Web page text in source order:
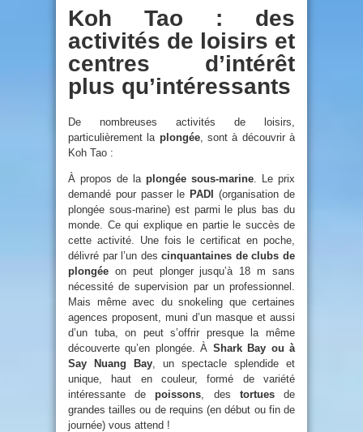
Koh Tao : des
activités de loisirs et
centres d’intérêt
plus qu’intéressants
De nombreuses activités de loisirs,
particulièrement la plongée, sont à découvrir à
Koh Tao :
À propos de la plongée sous-marine . Le prix
demandé pour passer le PADI
(organisation de
plongée sous-marine) est parmi le plus bas du
monde. Ce qui explique en partie le succès de
cette activité. Une fois le certificat en poche,
délivré par l’un descinquantaines de clubs de
plongée on peut plonger jusqu’à 18 m sans
nécessité de supervision par un professionnel.
Mais même avec du snokeling que certaines
agences proposent, muni d’un masque et aussi
d’un tuba, on peut s’offrir presque la même
découverte qu’en plongée. À Shark Bay ou à
Say Nuang Bay , un spectacle splendide et
unique, haut en couleur, formé de variété
intéressante depoissons , des tortuesde
grandes tailles ou de requins (en début ou fin de
journée) vous attend !